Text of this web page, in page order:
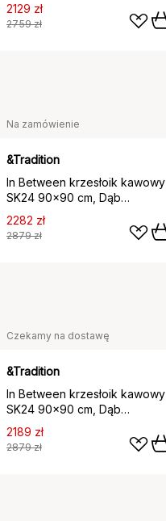
2129 zł
2759 zł
Na zamówienie
&Tradition
In Between krzesłoik kawowy
SK24 90x90 cm, Dąb
lakierowany na czarno
2282 zł
2879 zł
Czekamy na dostawę
&Tradition
In Between krzesłoik kawowy
SK24 90x90 cm, Dąb
olejowany
2189 zł
2879 zł